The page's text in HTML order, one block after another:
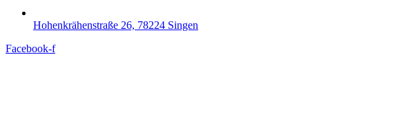
Hohenkrähenstraße 26, 78224 Singen
Facebook-f